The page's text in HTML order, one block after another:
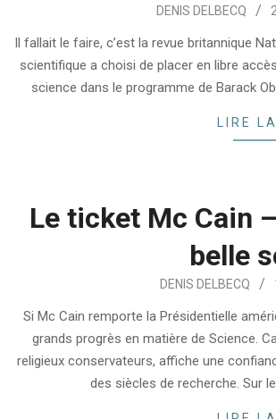
DENIS DELBECQ
Il fallait le faire, c’est la revue britannique
scientifique a choisi de placer en libre
science dans le programme de Barack
LIRE
Le ticket Mc Cain
belle
DENIS DELBECQ
Si Mc Cain remporte la Présidentielle
grands progrès en matière de Science.
religieux conservateurs, affiche une
des siècles de recherche. Sur